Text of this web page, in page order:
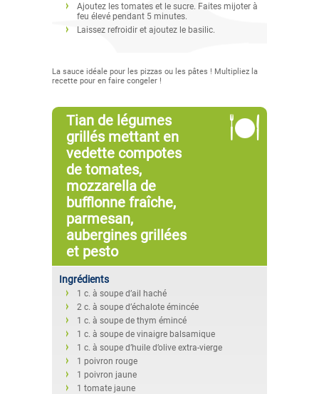
Ajoutez les tomates et le sucre. Faites mijoter à
feu élevé pendant 5 minutes.
Laissez refroidir et ajoutez le basilic.
La sauce idéale pour les pizzas ou les pâtes ! Multipliez la
recette pour en faire congeler !
Tian de légumes
grillés mettant en
vedette compotes
de tomates,
mozzarella de
bufflonne fraîche,
parmesan,
aubergines grillées
et pesto
Ingrédients
1 c. à soupe d’ail haché
2 c. à soupe d’échalote émincée
1 c. à soupe de thym émincé
1 c. à soupe de vinaigre balsamique
1 c. à soupe d’huile d’olive extra-vierge
1 poivron rouge
1 poivron jaune
1 tomate jaune